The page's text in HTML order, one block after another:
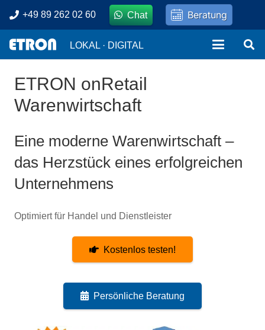
+49 89 262 02 60 Chat Beratung
LOKAL · DIGITAL
ETRON onRetail
Warenwirtschaft
Eine moderne Warenwirtschaft –
das Herzstück eines erfolgreichen
Unternehmens
Optimiert für Handel und Dienstleister
Kostenlos testen!
Persönliche Beratung